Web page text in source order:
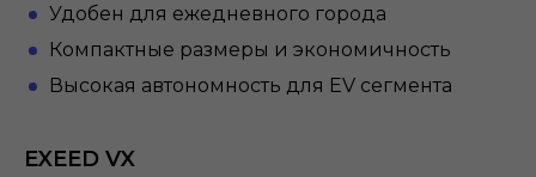
Удобен для ежедневного города
Компактные размеры и экономичность
Высокая автономность для EV сегмента
EXEED VX